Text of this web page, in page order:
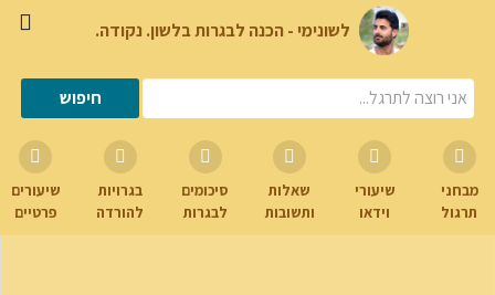
לשונימי - הכנה לבגרות בלשון. נקודה.
מבחני
תרגול
שיעורי
וידאו
שאלות
ותשובות
סיכומים
לבגרות
בגרויות
להורדה
שיעורים
פרטיים